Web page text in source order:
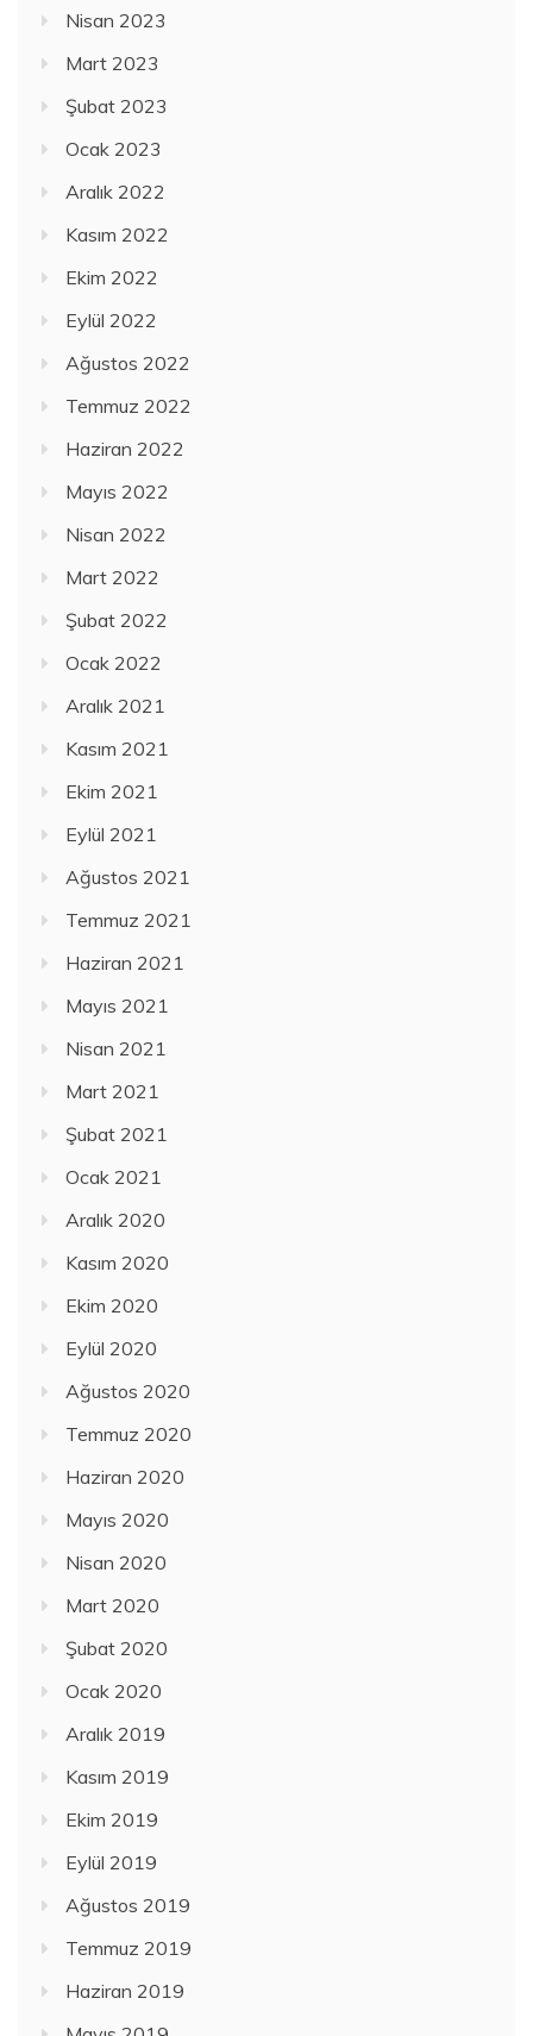
Nisan 2023
Mart 2023
Şubat 2023
Ocak 2023
Aralık 2022
Kasım 2022
Ekim 2022
Eylül 2022
Ağustos 2022
Temmuz 2022
Haziran 2022
Mayıs 2022
Nisan 2022
Mart 2022
Şubat 2022
Ocak 2022
Aralık 2021
Kasım 2021
Ekim 2021
Eylül 2021
Ağustos 2021
Temmuz 2021
Haziran 2021
Mayıs 2021
Nisan 2021
Mart 2021
Şubat 2021
Ocak 2021
Aralık 2020
Kasım 2020
Ekim 2020
Eylül 2020
Ağustos 2020
Temmuz 2020
Haziran 2020
Mayıs 2020
Nisan 2020
Mart 2020
Şubat 2020
Ocak 2020
Aralık 2019
Kasım 2019
Ekim 2019
Eylül 2019
Ağustos 2019
Temmuz 2019
Haziran 2019